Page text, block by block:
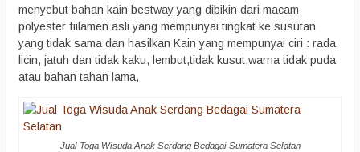
menyebut bahan kain bestway yang dibikin dari macam
polyester fiilamen asli yang mempunyai tingkat ke susutan
yang tidak sama dan hasilkan Kain yang mempunyai ciri : rada
licin, jatuh dan tidak kaku, lembut,tidak kusut,warna tidak puda
atau bahan tahan lama,
Jual Toga Wisuda Anak Serdang Bedagai Sumatera Selatan